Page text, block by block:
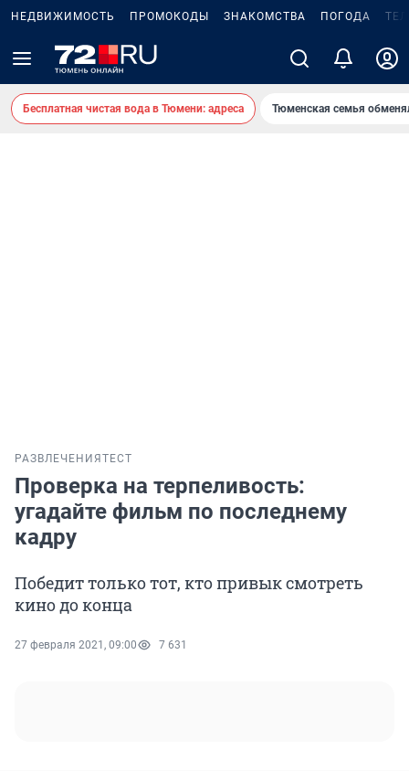
НЕДВИЖИМОСТЬ ПРОМОКОДЫ ЗНАКОМСТВА ПОГОДА
Бесплатная чистая вода в Тюмени: адреса Тюменская семья
РАЗВЛЕЧЕНИЯ ТЕСТ
Проверка на терпеливость:
угадайте фильм по последнему
кадру
Победит только тот, кто привык смотреть
кино до конца
27 февраля 2021, 09:00 7 631